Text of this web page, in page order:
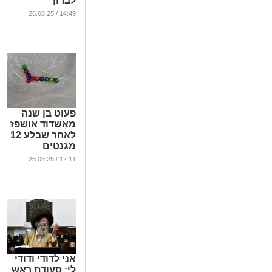
...
14:49 / 26.08.25
פעוט בן שנה
מאשדוד אושפז
לאחר שבלע 12
מגנטים
...
12:11 / 25.08.25
אני לדודי ודודי
לי: סעודת ראש